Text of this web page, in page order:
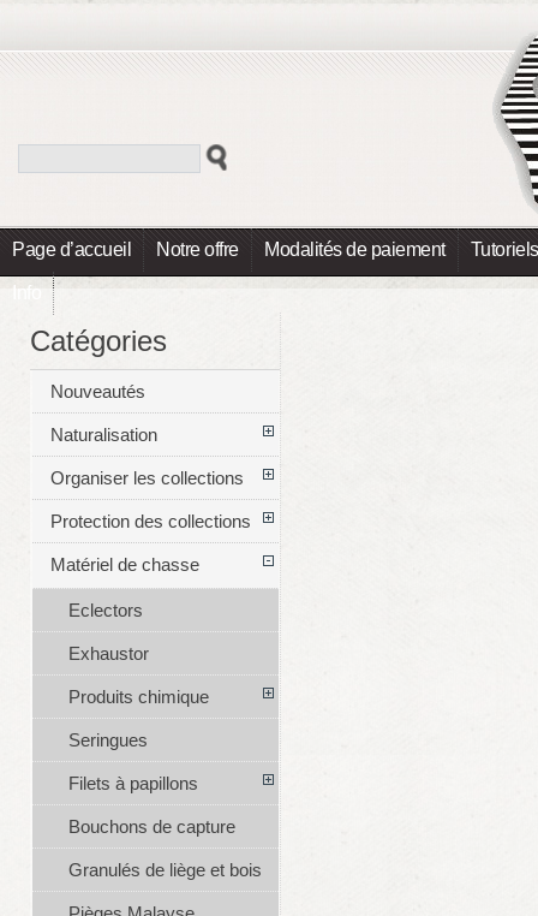
Page d’accueil Notre offre Modalités de paiement Tutoriels
Info
Catégories
Nouveautés
Naturalisation
Organiser les collections
Protection des collections
Matériel de chasse
Eclectors
Exhaustor
Produits chimique
Seringues
Filets à papillons
Bouchons de capture
Granulés de liège et bois